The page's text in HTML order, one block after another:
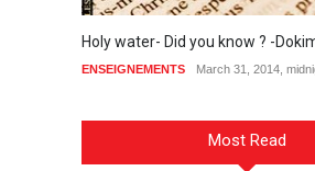
Holy water- Did you know ? -
ENSEIGNEMENTS March 31, 2014,
Most Read